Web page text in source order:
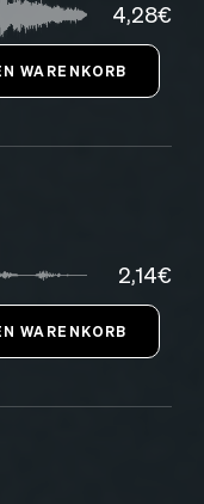
4,28€
2,14€